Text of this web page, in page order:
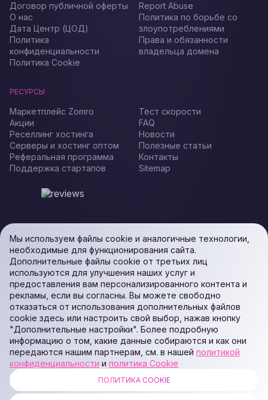
Договор публичной оферты
О нас
Дата Центр (ЦОД)
Политика
конфиденциальности
Политика Cookie
Report Abuse
Политика по борьбе со
злоупотреблениями
Права и обязанности
владельца домена
РЕСУРСЫ
Маркетплейс Zomro
Акции
Реселлинг хостинга
Серверы и хостинг оптом
Реферальная программа
Поддержка стартапов
Тест скорости
FAQ
Новости
Полезные статьи
Контакты
Sitemap
ALL RIGHTS RESERVED. Podaon SIA (Id: 40103450338) & WEEM TECH
Мы используем файлы cookie и аналогичные технологии,
необходимые для функционирования сайта.
Дополнительные файлы cookie от третьих лиц
используются для улучшения наших услуг и
предоставления вам персонализированного контента и
рекламы, если вы согласны. Вы можете свободно
отказаться от использования дополнительных файлов
cookie здесь или настроить свой выбор, нажав кнопку
"Дополнительные настройки". Более подробную
информацию о том, какие данные собираются и как они
передаются нашим партнерам, см. в нашей политикой
конфиденциальности и политика Cookie
ПОЛИТИКА COOKIE